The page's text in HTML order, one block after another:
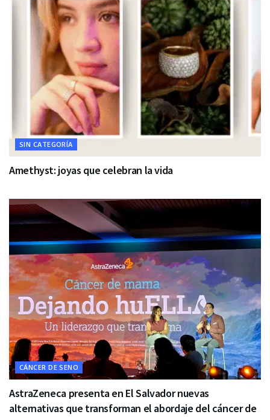
SIN CATEGORÍA
Amethyst: joyas que celebran la vida
CÁNCER DE SENO
AstraZeneca presenta en El Salvador nuevas
alternativas que transforman el abordaje del cáncer de